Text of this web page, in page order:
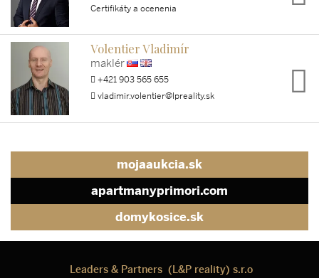
Certifikáty a ocenenia
Volentier Vladimír
maklér
+421 903 565 655
vladimir.volentier@lpreality.sk
mojaaukcia.sk
apartmanyprimori.com
domykosice.sk
Leaders & Partners (L&P reality) s.r.o